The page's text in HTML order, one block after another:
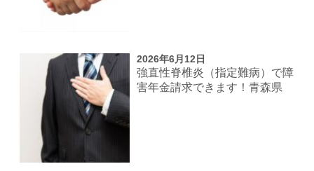
2026年6月12日
強直性脊椎炎（指定難病）で障
害年金請求できます！青森県